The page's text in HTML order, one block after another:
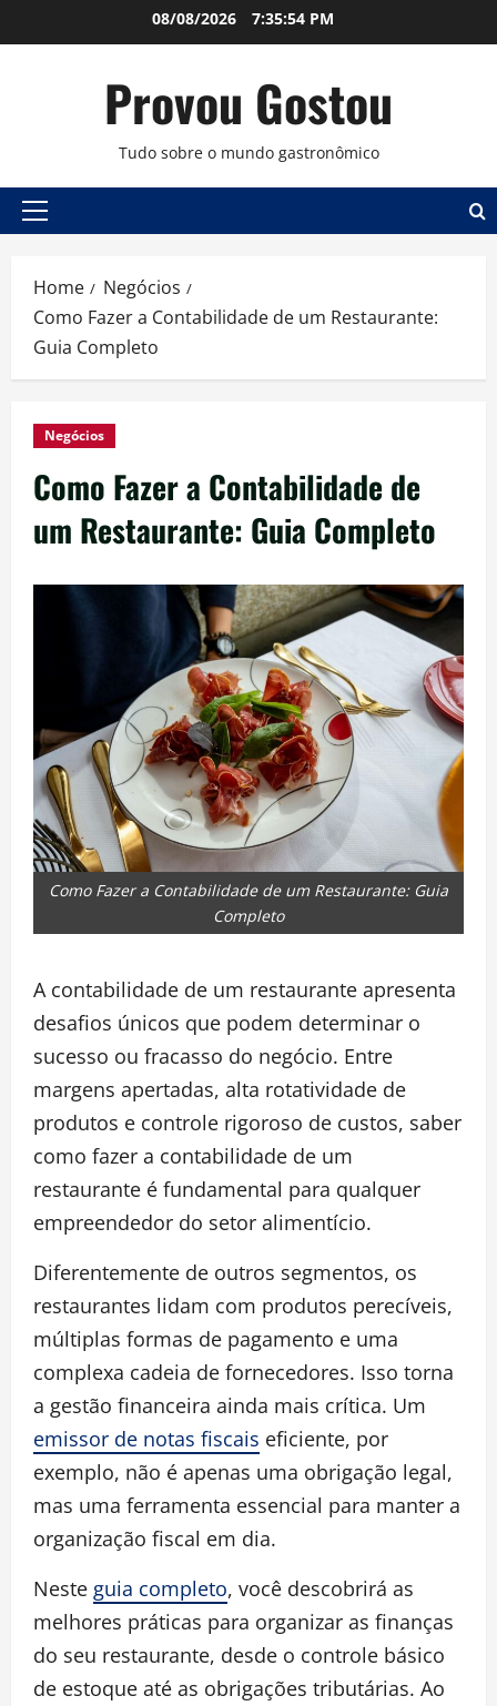
to
08/08/2026 7:35:55 PM
Provou Gostou
Tudo sobre o mundo gastronômico
Primary
Home
Negócios
Como Fazer a Contabilidade de um Restaurante:
Guia Completo
Negócios
Como Fazer a Contabilidade de
um Restaurante: Guia Completo
Como Fazer a Contabilidade de um Restaurante: Guia
Completo
A contabilidade de um restaurante apresenta
desafios únicos que podem determinar o
sucesso ou fracasso do negócio. Entre
margens apertadas, alta rotatividade de
produtos e controle rigoroso de custos, saber
como fazer a contabilidade de um
restaurante é fundamental para qualquer
empreendedor do setor alimentício.
Diferentemente de outros segmentos, os
restaurantes lidam com produtos perecíveis,
múltiplas formas de pagamento e uma
complexa cadeia de fornecedores. Isso torna
a gestão financeira ainda mais crítica. Um
emissor de notas fiscais eficiente, por
exemplo, não é apenas uma obrigação legal,
mas uma ferramenta essencial para manter a
organização fiscal em dia.
Neste guia completo, você descobrirá as
melhores práticas para organizar as finanças
do seu restaurante, desde o controle básico
de estoque até as obrigações tributárias. Ao